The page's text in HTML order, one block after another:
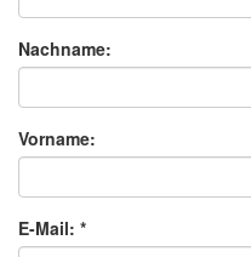
Nachname:
Vorname:
E-Mail: *